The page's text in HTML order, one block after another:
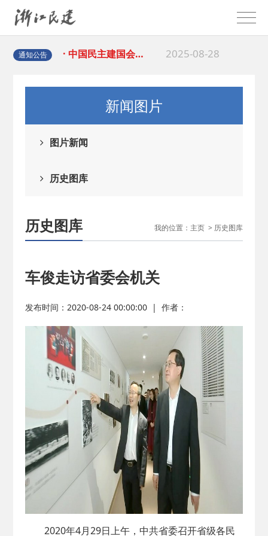
通知公告
· 中国民主建国会… 2025-08-28
· 民建省委会民主…
· 中国民主建国会…
· 中国民主建国会…
· 中国民主建国会…
· 中国民主建国会…
· 中国民主建国会… 2025-08-28
· 民主党派整体智… 2025-06-05
· 民建省委会民主… 2025-04-10
· 中国民主建国会… 2025-02-24
· 中国民主建国会… 2024-08-28
· 中国民主建国会… 2024-03-04
新闻图片
图片新闻
历史图库
历史图库 我的位置： 主页> 历史图库
车俊走访省委会机关
发布时间：2020-08-24 00:00:00 |作者：
2020年4月29日上午，中共省委召开省级各民